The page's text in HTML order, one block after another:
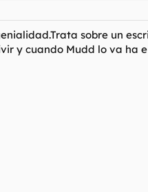
sobre un
y cuando Mudd lo va